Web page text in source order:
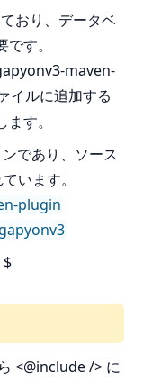
おり、データベ
す。
maven-
イルに追加する
す。
であり、ソース
います。
plugin
$
<@include /> に